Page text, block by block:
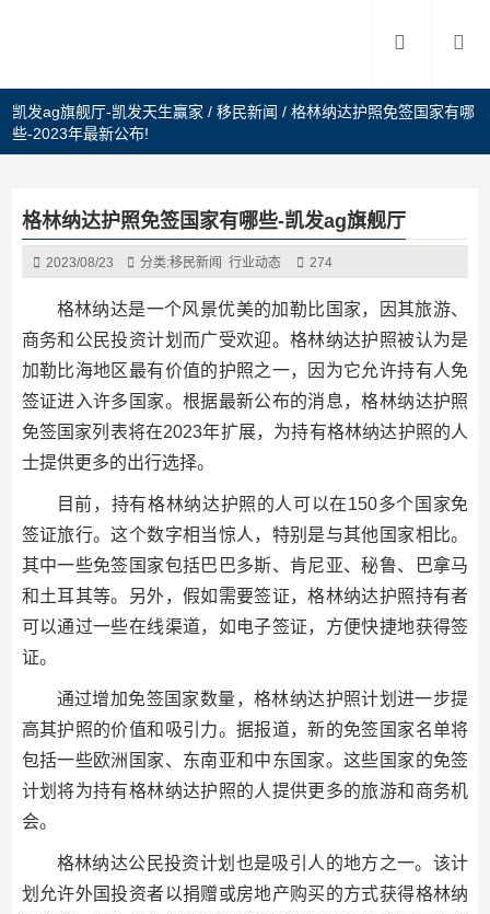
凯发ag旗舰厅-凯发天生赢家 /移民新闻 /格林纳达护照免签国家有哪
些-2023年最新公布!
格林纳达护照免签国家有哪些-凯发ag旗舰厅
2023/08/23 分类:移民新闻 行业动态 274
格林纳达是一个风景优美的加勒比国家，因其旅游、
商务和公民投资计划而广受欢迎。格林纳达护照被认为是
加勒比海地区最有价值的护照之一，因为它允许持有人免
签证进入许多国家。根据最新公布的消息，格林纳达护照
免签国家列表将在2023年扩展，为持有格林纳达护照的人
士提供更多的出行选择。
目前，持有格林纳达护照的人可以在150多个国家免
签证旅行。这个数字相当惊人，特别是与其他国家相比。
其中一些免签国家包括巴巴多斯、肯尼亚、秘鲁、巴拿马
和土耳其等。另外，假如需要签证，格林纳达护照持有者
可以通过一些在线渠道，如电子签证，方便快捷地获得签
证。
通过增加免签国家数量，格林纳达护照计划进一步提
高其护照的价值和吸引力。据报道，新的免签国家名单将
包括一些欧洲国家、东南亚和中东国家。这些国家的免签
计划将为持有格林纳达护照的人提供更多的旅游和商务机
会。
格林纳达公民投资计划也是吸引人的地方之一。该计
划允许外国投资者以捐赠或房地产购买的方式获得格林纳